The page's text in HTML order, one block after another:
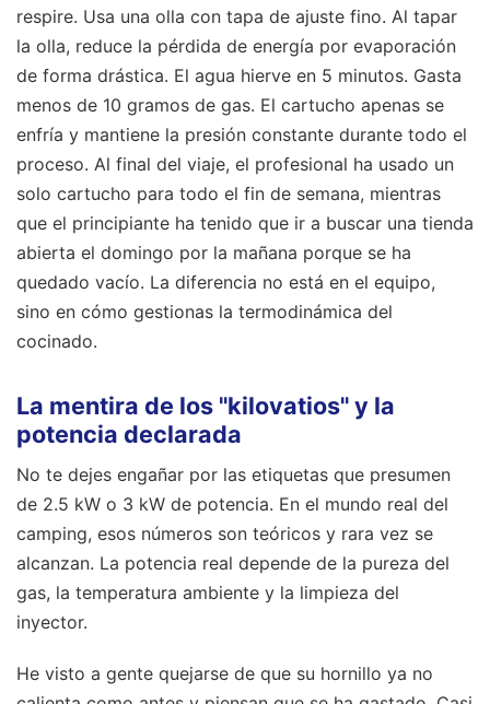
respire. Usa una olla con tapa de ajuste fino. Al tapar
la olla, reduce la pérdida de energía por evaporación
de forma drástica. El agua hierve en 5 minutos. Gasta
menos de 10 gramos de gas. El cartucho apenas se
enfría y mantiene la presión constante durante todo el
proceso. Al final del viaje, el profesional ha usado un
solo cartucho para todo el fin de semana, mientras
que el principiante ha tenido que ir a buscar una tienda
abierta el domingo por la mañana porque se ha
quedado vacío. La diferencia no está en el equipo,
sino en cómo gestionas la termodinámica del
cocinado.
La mentira de los "kilovatios" y la
potencia declarada
No te dejes engañar por las etiquetas que presumen
de 2.5 kW o 3 kW de potencia. En el mundo real del
camping, esos números son teóricos y rara vez se
alcanzan. La potencia real depende de la pureza del
gas, la temperatura ambiente y la limpieza del
inyector.
He visto a gente quejarse de que su hornillo ya no